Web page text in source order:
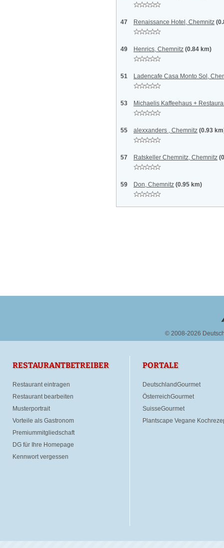
47 Renaissance Hotel, Chemnitz
49 Henrics, Chemnitz (0.84 km)
51 Ladencafe Casa Monto Sol,
53 Michaelis Kaffeehaus +
55 alexxanders , Chemnitz (0.93
57 Ratskeller Chemnitz, Chemnitz
59 Don, Chemnitz (0.95 km)
© 2008-2026
RESTAURANTBETREIBER
Restaurant eintragen
Restaurant bearbeiten
Musterportrait
Vorteile als Gastronom
Premiummitgliedschaft
DG für Ihre Homepage
Kennwort vergessen
PORTALE
DeutschlandGourmet
ÖsterreichGourmet
SuisseGourmet
Plantscape Vegane